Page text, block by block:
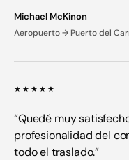
Michael McKinon
Aeropuerto → Puerto del
★★★★★
“Quedé muy
profesionalidad del
todo el traslado.”